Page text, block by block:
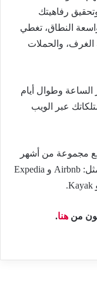
رفاهيتك
النطاق، تغطي
الغرف، والحملات
وطوال أيام
عبر الويب
مجموعة من أشهر
الشركات الأكثر ابتكاراً وتميزاً في العالم، مثل: Airbnb و Expedia
من هنا.